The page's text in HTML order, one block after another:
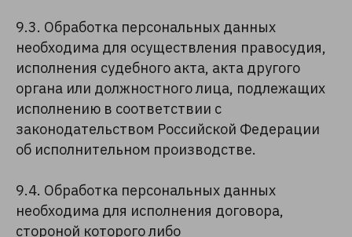
9.3. Обработка персональных данных
необходима для осуществления правосудия,
исполнения судебного акта, акта другого
органа или должностного лица, подлежащих
исполнению в соответствии с
законодательством Российской Федерации
об исполнительном производстве.
9.4. Обработка персональных данных
необходима для исполнения договора,
стороной которого либо